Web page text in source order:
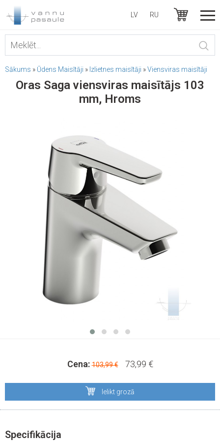
LV RU
Sākums » Ūdens Maisītāji » Izlietnes maisītāji »Viensviras maisītāji
Oras Saga viensviras maisītājs 103
mm, Hroms
Cena:103,99 € 73,99 €
Ielikt grozā
Specifikācija